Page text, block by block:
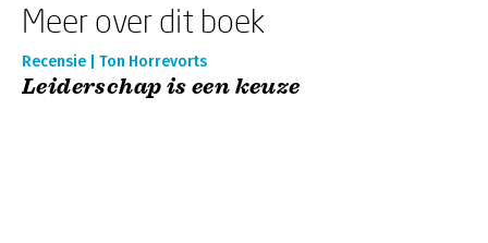
Meer over dit boek
Recensie | Ton Horrevorts
Leiderschap is een keuze